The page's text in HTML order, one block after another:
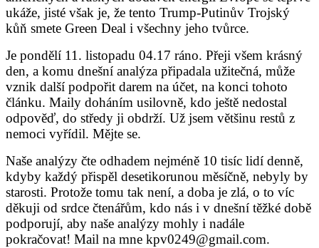
ukáže, jisté však je, že tento Trump-Putinův Trojský
kůň smete Green Deal i všechny jeho tvůrce.
Je pondělí 11. listopadu 04.17 ráno. Přeji všem krásný
den, a komu dnešní analýza připadala užitečná, může
vznik další podpořit darem na účet, na konci tohoto
článku. Maily doháním usilovně, kdo ještě nedostal
odpověď, do středy ji obdrží. Už jsem většinu restů z
nemoci vyřídil. Mějte se.
Naše analýzy čte odhadem nejméně 10 tisíc lidí denně,
kdyby každý přispěl desetikorunou měsíčně, nebyly by
starosti. Protože tomu tak není, a doba je zlá, o to víc
děkuji od srdce čtenářům, kdo nás i v dnešní těžké době
podporují, aby naše analýzy mohly i nadále
pokračovat! Mail na mne kpv0249@gmail.com.